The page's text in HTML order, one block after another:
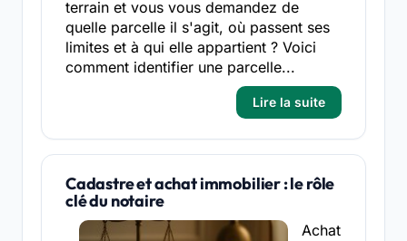
terrain et vous vous demandez de
quelle parcelle il s'agit, où passent ses
limites et à qui elle appartient ? Voici
comment identifier une parcelle...
Lire la suite
Cadastre et achat immobilier : le rôle
clé du notaire
Achat